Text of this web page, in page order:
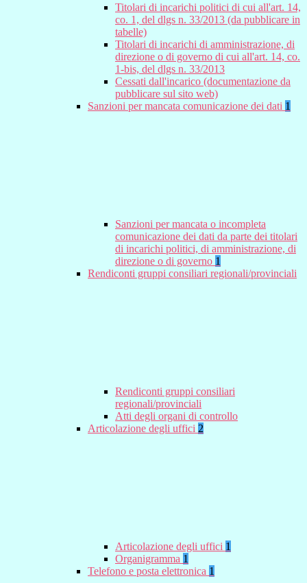
Titolari di incarichi politici di cui all'art. 14,
co. 1, del dlgs n. 33/2013 (da pubblicare in
tabelle)
Titolari di incarichi di amministrazione, di
direzione o di governo di cui all'art. 14, co.
1-bis, del dlgs n. 33/2013
Cessati dall'incarico (documentazione da
pubblicare sul sito web)
Sanzioni per mancata comunicazione dei dati 1
Sanzioni per mancata o incompleta
comunicazione dei dati da parte dei titolari
di incarichi politici, di amministrazione, di
direzione o di governo 1
Rendiconti gruppi consiliari regionali/provinciali
Rendiconti gruppi consiliari
regionali/provinciali
Atti degli organi di controllo
Articolazione degli uffici 2
Articolazione degli uffici 1
Organigramma 1
Telefono e posta elettronica 1